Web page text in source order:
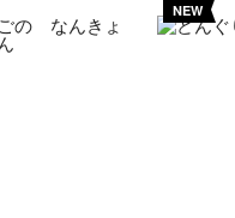
NEW